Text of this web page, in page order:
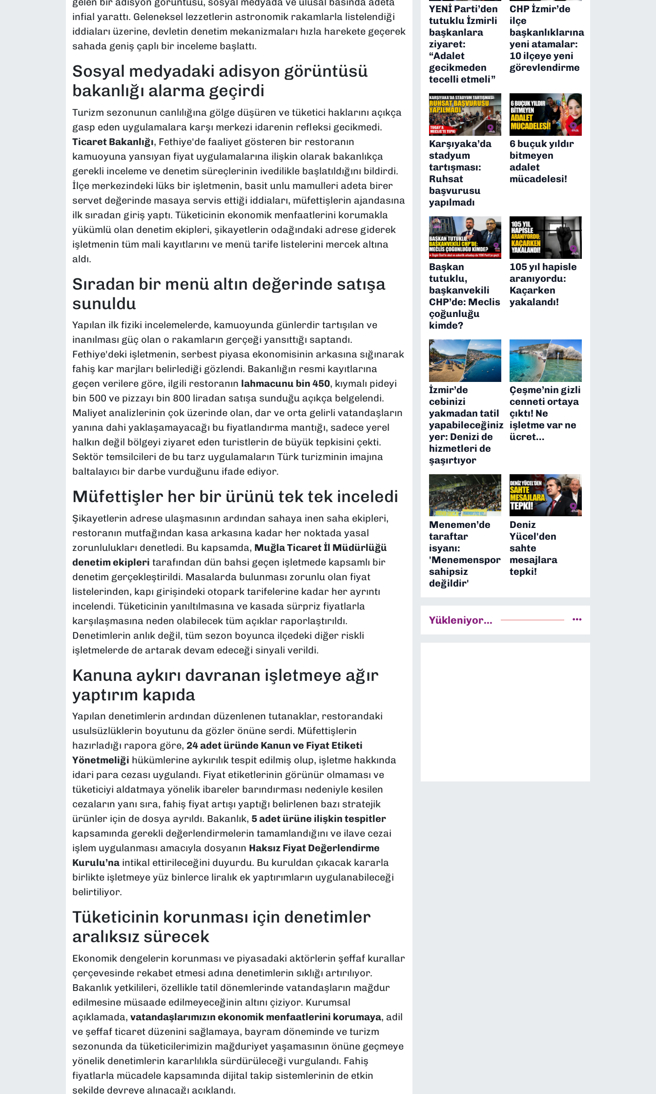
infial yarattı. Geleneksel lezzetlerin astronomik rakamlarla listelendiği
iddiaları üzerine, devletin denetim mekanizmaları hızla harekete geçerek
sahada geniş çaplı bir inceleme başlattı.
​Sosyal medyadaki adisyon görüntüsü
bakanlığı alarma geçirdi
​Turizm sezonunun canlılığına gölge düşüren ve tüketici haklarını açıkça
gasp eden uygulamalara karşı merkezi idarenin refleksi gecikmedi.
Ticaret Bakanlığı, Fethiye'de faaliyet gösteren bir restoranın
kamuoyuna yansıyan fiyat uygulamalarına ilişkin olarak bakanlıkça
gerekli inceleme ve denetim süreçlerinin ivedilikle başlatıldığını bildirdi.
İlçe merkezindeki lüks bir işletmenin, basit unlu mamulleri adeta birer
servet değerinde masaya servis ettiği iddiaları, müfettişlerin ajandasına
ilk sıradan giriş yaptı. Tüketicinin ekonomik menfaatlerini korumakla
yükümlü olan denetim ekipleri, şikayetlerin odağındaki adrese giderek
işletmenin tüm mali kayıtlarını ve menü tarife listelerini mercek altına
aldı.
​Sıradan bir menü altın değerinde satışa
sunuldu
​Yapılan ilk fiziki incelemelerde, kamuoyunda günlerdir tartışılan ve
inanılması güç olan o rakamların gerçeği yansıttığı saptandı.
Fethiye'deki işletmenin, serbest piyasa ekonomisinin arkasına sığınarak
fahiş kar marjları belirlediği gözlendi. Bakanlığın resmi kayıtlarına
geçen verilere göre, ilgili restoranın lahmacunu bin 450, kıymalı pideyi
bin 500 ve pizzayı bin 800 liradan satışa sunduğu açıkça belgelendi.
Maliyet analizlerinin çok üzerinde olan, dar ve orta gelirli vatandaşların
yanına dahi yaklaşamayacağı bu fiyatlandırma mantığı, sadece yerel
halkın değil bölgeyi ziyaret eden turistlerin de büyük tepkisini çekti.
Sektör temsilcileri de bu tarz uygulamaların Türk turizminin imajına
baltalayıcı bir darbe vurduğunu ifade ediyor.
​Müfettişler her bir ürünü tek tek inceledi
​Şikayetlerin adrese ulaşmasının ardından sahaya inen saha ekipleri,
restoranın mutfağından kasa arkasına kadar her noktada yasal
zorunlulukları denetledi. Bu kapsamda, Muğla Ticaret İl Müdürlüğü
denetim ekipleri tarafından dün bahsi geçen işletmede kapsamlı bir
denetim gerçekleştirildi. Masalarda bulunması zorunlu olan fiyat
listelerinden, kapı girişindeki otopark tarifelerine kadar her ayrıntı
incelendi. Tüketicinin yanıltılmasına ve kasada sürpriz fiyatlarla
karşılaşmasına neden olabilecek tüm açıklar raporlaştırıldı.
Denetimlerin anlık değil, tüm sezon boyunca ilçedeki diğer riskli
işletmelerde de artarak devam edeceği sinyali verildi.
​Kanuna aykırı davranan işletmeye ağır
yaptırım kapıda
​Yapılan denetimlerin ardından düzenlenen tutanaklar, restorandaki
usulsüzlüklerin boyutunu da gözler önüne serdi. Müfettişlerin
hazırladığı rapora göre, 24 adet üründe Kanun ve Fiyat Etiketi
Yönetmeliği hükümlerine aykırılık tespit edilmiş olup, işletme hakkında
idari para cezası uygulandı. Fiyat etiketlerinin görünür olmaması ve
tüketiciyi aldatmaya yönelik ibareler barındırması nedeniyle kesilen
cezaların yanı sıra, fahiş fiyat artışı yaptığı belirlenen bazı stratejik
ürünler için de dosya ayrıldı. Bakanlık, 5 adet ürüne ilişkin tespitler
kapsamında gerekli değerlendirmelerin tamamlandığını ve ilave cezai
işlem uygulanması amacıyla dosyanın Haksız Fiyat Değerlendirme
Kurulu’naintikal ettirileceğini duyurdu. Bu kuruldan çıkacak kararla
birlikte işletmeye yüz binlerce liralık ek yaptırımların uygulanabileceği
belirtiliyor.
​Tüketicinin korunması için denetimler
aralıksız sürecek
​Ekonomik dengelerin korunması ve piyasadaki aktörlerin şeffaf kurallar
çerçevesinde rekabet etmesi adına denetimlerin sıklığı artırılıyor.
Bakanlık yetkilileri, özellikle tatil dönemlerinde vatandaşların mağdur
edilmesine müsaade edilmeyeceğinin altını çiziyor. Kurumsal
açıklamada, vatandaşlarımızın ekonomik menfaatlerini korumaya, adil
ve şeffaf ticaret düzenini sağlamaya, bayram döneminde ve turizm
sezonunda da tüketicilerimizin mağduriyet yaşamasının önüne geçmeye
yönelik denetimlerin kararlılıkla sürdürüleceği vurgulandı. Fahiş
fiyatlarla mücadele kapsamında dijital takip sistemlerinin de etkin
şekilde devreye alınacağı açıklandı.
YENİ Parti’den
tutuklu İzmirli
başkanlara
ziyaret:
“Adalet
gecikmeden
tecelli etmeli”
CHP İzmir’de
ilçe
başkanlıklarına
yeni atamalar:
10 ilçeye yeni
görevlendirme
Karşıyaka’da
stadyum
tartışması:
Ruhsat
başvurusu
yapılmadı
6 buçuk yıldır
bitmeyen
adalet
mücadelesi!
Başkan
tutuklu,
başkanvekili
CHP’de: Meclis
çoğunluğu
kimde?
105 yıl hapisle
aranıyordu:
Kaçarken
yakalandı!
İzmir’de
cebinizi
yakmadan tatil
yapabileceğiniz
yer: Denizi de
hizmetleri de
şaşırtıyor
Çeşme’nin gizli
cenneti ortaya
çıktı! Ne
işletme var ne
ücret…
Menemen’de
taraftar
isyanı:
'Menemenspor
sahipsiz
değildir'
Deniz
Yücel'den
sahte
mesajlara
tepki!
Yükleniyor...